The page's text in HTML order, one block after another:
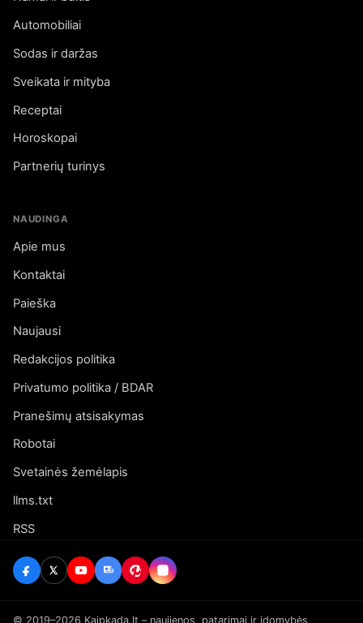
Automobiliai
Sodas ir daržas
Sveikata ir mityba
Receptai
Horoskopai
Partnerių turinys
NAUDINGA
Apie mus
Kontaktai
Paieška
Naujausi
Redakcijos politika
Privatumo politika / BDAR
Pranešimų atsisakymas
Robotai
Svetainės žemėlapis
llms.txt
RSS
© 2019–2026 Kaipkada.lt – naujienos, patarimai ir įdomybės